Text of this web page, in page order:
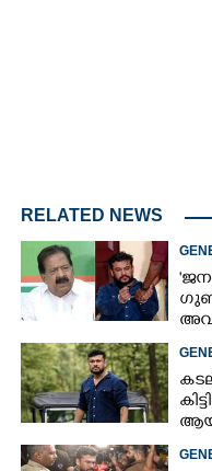
RELATED NEWS